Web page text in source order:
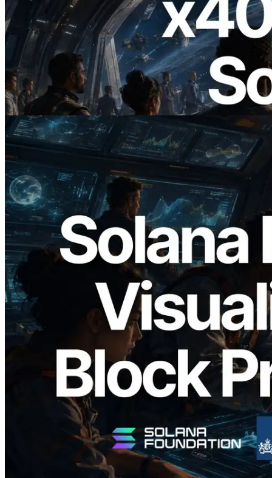
2026.07.04
ERPC 发布支持 x402 支付的 Solana RPC
— AI Agent 按需为 API 付费的时代开启
阅读此文章
2026.05.24
Validators Solutions 发布 Solana Block
Analyzer — 以 slot 为单位可视化区块生
成时间与对应验证者